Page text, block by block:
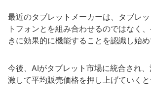
最近のタブレットメーカーは、タブレ
トフォンとを組み合わせるのではなく
きに効果的に機能することを認識し始め
今後、AIがタブレット市場に統合され
激して平均販売価格を押し上げていくと